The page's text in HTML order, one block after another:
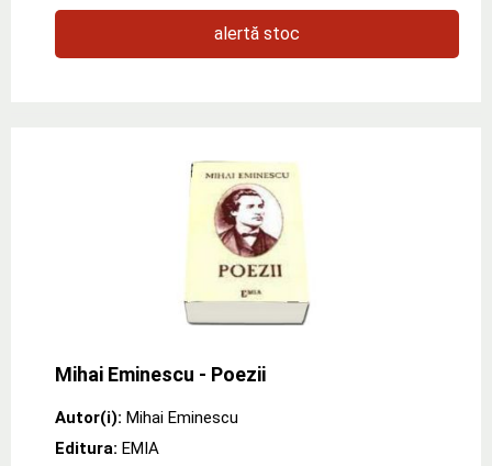
alertă stoc
Mihai Eminescu - Poezii
Autor(i): Mihai Eminescu
Editura: EMIA